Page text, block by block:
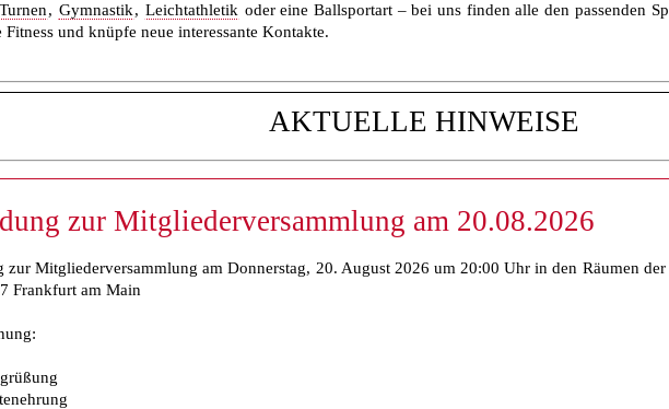
Turnen, Gymnastik, Leichtathletik oder eine Ballsportart – bei uns finden alle den passenden
Fitness und knüpfe neue interessante Kontakte.
ELLE HINWEISE
zur Mitgliederversammlung am 20.08.2026
zur Mitgliederversammlung am Donnerstag, 20. August 2026 um 20:00 Uhr in den Räumen
Frankfurt am Main